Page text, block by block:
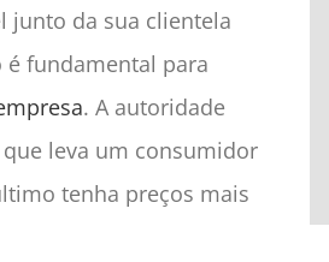
junto da sua clientela
é fundamental para
. A autoridade
leva um consumidor
tenha preços mais